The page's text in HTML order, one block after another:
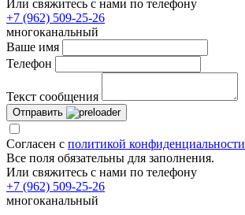
Или свяжитесь с нами по телефону
+7 (962) 509-25-26
многоканальный
Ваше имя
Телефон
Текст сообщения
Отправить
Согласен с политикой конфиденциальности
Все поля обязательны для заполнения.
Или свяжитесь с нами по телефону
+7 (962) 509-25-26
многоканальный